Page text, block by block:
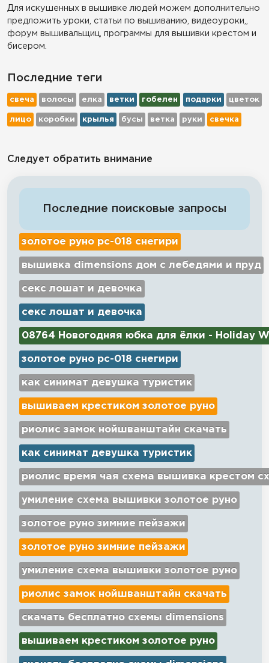
Для искушенных в вышивке людей можем дополнительно
предложить уроки, статьи по вышиванию, видеоуроки,,
форум вышивальщиц, программы для вышивки крестом и
бисером.
Последние теги
свеча волосы елка ветки гобелен подарки цветок
лицо коробки крылья бусы ветка руки свечка
Следует обратить внимание
Последние поисковые запросы
золотое руно рс-018 снегири
вышивка dimensions дом с лебедями и пруд
секс лошат и девочка
секс лошат и девочка
08764 Новогодняя юбка для ёлки - Holiday
золотое руно рс-018 снегири
как синимат девушка туристик
вышиваем крестиком золотое руно
риолис замок нойшванштайн скачать
как синимат девушка туристик
риолис время чая схема вышивка крестом
умиление схема вышивки золотое руно
золотое руно зимние пейзажи
золотое руно зимние пейзажи
умиление схема вышивки золотое руно
риолис замок нойшванштайн скачать
скачать бесплатно схемы dimensions
вышиваем крестиком золотое руно